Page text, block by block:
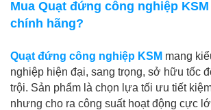
Mua Quạt đứng công nghiệp
chính hãng?
Quạt đứng công nghiệp KSM mang
nghiệp hiện đại, sang trọng, sở hữu tốc
trội. Sản phẩm là chọn lựa tối ưu tiết
nhưng cho ra công suất hoạt động cực